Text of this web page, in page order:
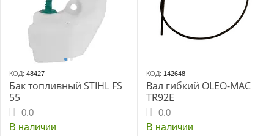
КОД: 48427
Бак топливный STIHL FS
55
0.0
В наличии
КОД: 142648
Вал гибкий OLEO-MAC
TR92E
0.0
В наличии